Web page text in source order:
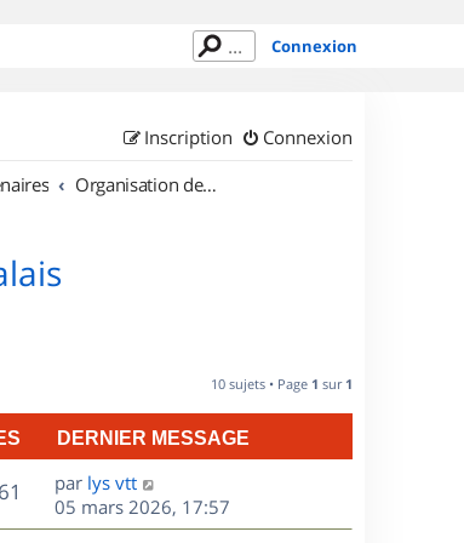
Connexion
Connexion
Inscription
Organisation de sorties en région Nord Pas de Calais
10 sujets • Page 1 sur 1
DERNIER MESSAGE
u
D
e
r
par lys vtt
05 mars 2026, 17:57